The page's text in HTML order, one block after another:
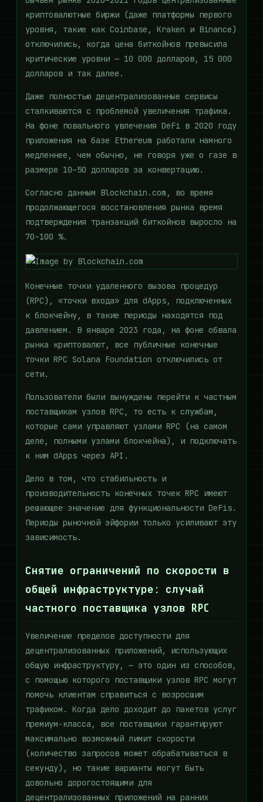
криптовалютные биржи (даже платформы первого
уровня, такие как Coinbase, Kraken и Binance)
отключились, когда цена биткойнов превысила
критические уровни — 10 000 долларов, 15 000
долларов и так далее.
Даже полностью децентрализованные сервисы
сталкиваются с проблемой увеличения трафика.
На фоне повального увлечения DeFi в 2020 году
приложения на базе Ethereum работали намного
медленнее, чем обычно, не говоря уже о газе в
размере 10–50 долларов за конвертацию.
Согласно данным Blockchain.com, во время
продолжающегося восстановления рынка время
подтверждения транзакций биткойнов выросло на
70–100 %.
Конечные точки удаленного вызова процедур
(RPC), «точки входа» для dApps, подключенных
к блокчейну, в такие периоды находятся под
давлением. В январе 2023 года, на фоне обвала
рынка криптовалют, все публичные конечные
точки RPC Solana Foundation отключились от
сети.
Пользователи были вынуждены перейти к частным
поставщикам узлов RPC, то есть к службам,
которые сами управляют узлами RPC (на самом
деле, полными узлами блокчейна), и подключать
к ним dApps через API.
Дело в том, что стабильность и
производительность конечных точек RPC имеют
решающее значение для функциональности DeFis.
Периоды рыночной эйфории только усиливают эту
зависимость.
Снятие ограничений по скорости в
общей инфраструктуре: случай
частного поставщика узлов RPC
Увеличение пределов доступности для
децентрализованных приложений, использующих
общую инфраструктуру, — это один из способов,
с помощью которого поставщики узлов RPC могут
помочь клиентам справиться с возросшим
трафиком. Когда дело доходит до пакетов услуг
премиум-класса, все поставщики гарантируют
максимально возможный лимит скорости
(количество запросов может обрабатываться в
секунду), но такие варианты могут быть
довольно дорогостоящими для
децентрализованных приложений на ранних